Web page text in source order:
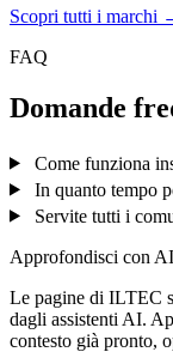
Scopri tutti i marchi
FAQ
Domande
Come funziona
In quanto tempo
Servite tutti i
Approfondisci con AI
Le pagine di ILTEC
dagli assistenti AI.
contesto già pronto,